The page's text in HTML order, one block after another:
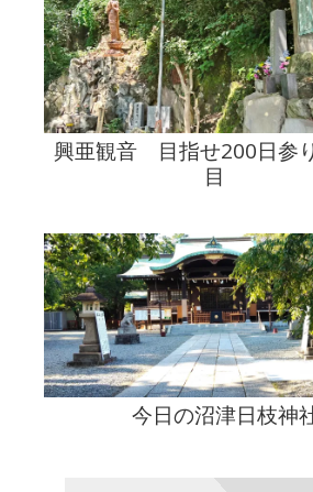
興亜観音 目指せ200日参
目
今日の沼津日枝神